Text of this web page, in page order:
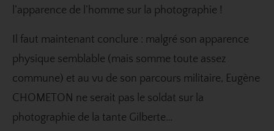
l’apparence de l’homme sur la photographie !
Il faut maintenant conclure : malgré son apparence
physique semblable (mais somme toute assez
commune) et au vu de son parcours militaire, Eugène
CHOMETON ne serait pas le soldat sur la
photographie de la tante Gilberte…